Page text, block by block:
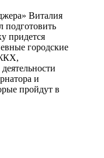
Виталия
подготовить
придется
городские
и
пройдут в